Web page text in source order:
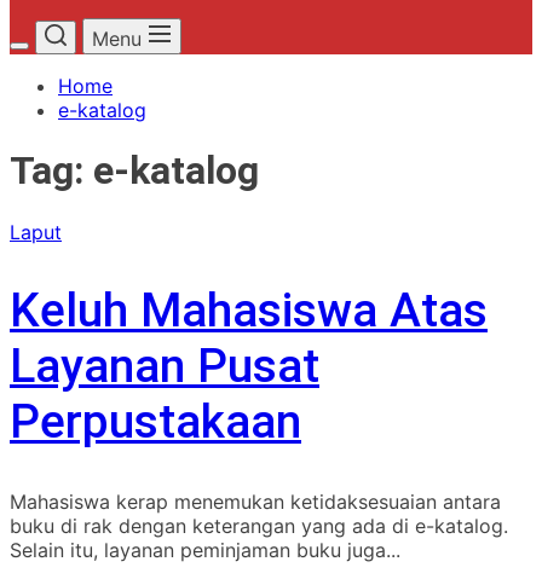
Menu
Home
e-katalog
Tag: e-katalog
Laput
Keluh Mahasiswa Atas
Layanan Pusat
Perpustakaan
Mahasiswa kerap menemukan ketidaksesuaian antara
buku di rak dengan keterangan yang ada di e-katalog.
Selain itu, layanan peminjaman buku juga...